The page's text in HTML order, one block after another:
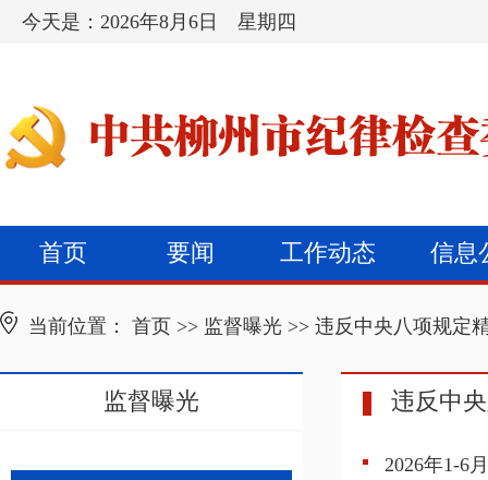
今天是： 2026年8月6日 星期四
首页 要闻 工作动态 信息
当前位置： 首页 >> 监督曝光 >> 违反中央八项规定
监督曝光 违反中
2026年1-6